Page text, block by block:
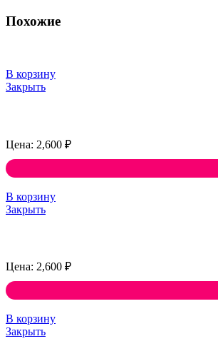
Похожие
В корзину
Закрыть
2,600 ₽
В корзину
Закрыть
2,600 ₽
В корзину
Закрыть